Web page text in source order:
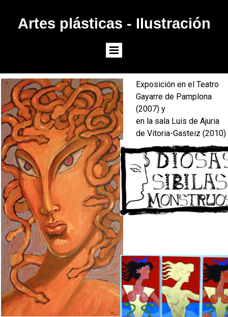
Artes plásticas - Ilustración
Exposición en el Teatro
Gayarre de Pamplona
(2007) y
en la sala Luis de Ajuria
de Vitoria-Gasteiz (2010)